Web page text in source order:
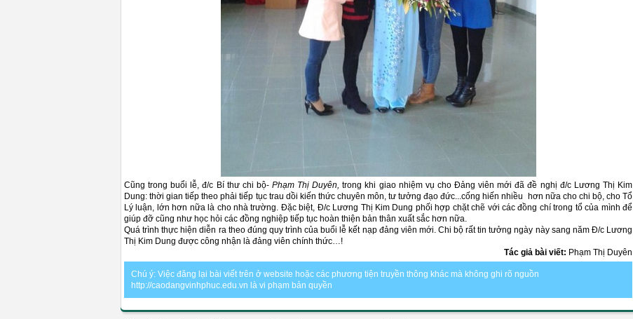
Cũng trong buổi lễ, đ/c Bí thư chi bộ- Phạm Thị Duyên,trong khi giao nhiệm vụ cho Đảng viên mới đã đề nghị đ/c Lương Thị Kim
Dung: thời gian tiếp theo phải tiếp tục trau dồi kiến thức chuyên môn, tư tưởng đạo đức...cống hiến nhiều hơn nữa cho chi bộ, cho Tổ
Lý luận, lớn hơn nữa là cho nhà trường. Đặc biệt, Đ/c Lương Thị Kim Dung phối hợp chặt chẽ với các đồng chí trong tổ của mình để
giúp đỡ cũng như học hỏi các đồng nghiệp tiếp tục hoàn thiện bản thân xuất sắc hơn nữa.
Quá trình thực hiện diễn ra theo đúng quy trình của buổi lễ kết nạp đảng viên mới. Chi bộ rất tin tưởng ngày này sang năm Đ/c Lương
Thị Kim Dung được công nhận là đảng viên chính thức…!
Tác giả bài viết: Phạm Thị Duyên
Chú ý: Việc đăng lại bài viết trên ở website hoặc các phương tiện truyền thông khác mà không ghi rõ nguồn
http://caodangvinhphuc.edu.vn là vi phạm bản quyền